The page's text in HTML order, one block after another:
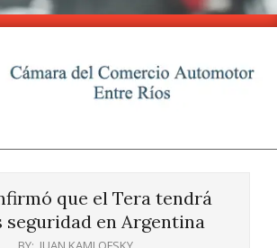
que el Tera tendrá
seguridad en Argentina